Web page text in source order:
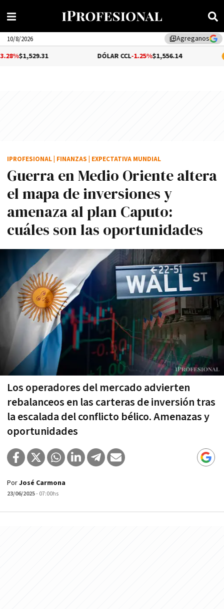
library_addAgreganos
10/8/2026
-1.25%$1,556.14
Guerra en Medio Oriente altera
el mapa de inversiones y
amenaza al plan Caputo:
cuáles son las oportunidades
Los operadores del mercado advierten
rebalanceos en las carteras de inversión tras
la escalada del conflicto bélico. Amenazas y
oportunidades
IPROFESIONAL FINANZAS EXPECTATIVA MUNDIAL
PorJosé Carmona
23/06/2025- 07:00hs